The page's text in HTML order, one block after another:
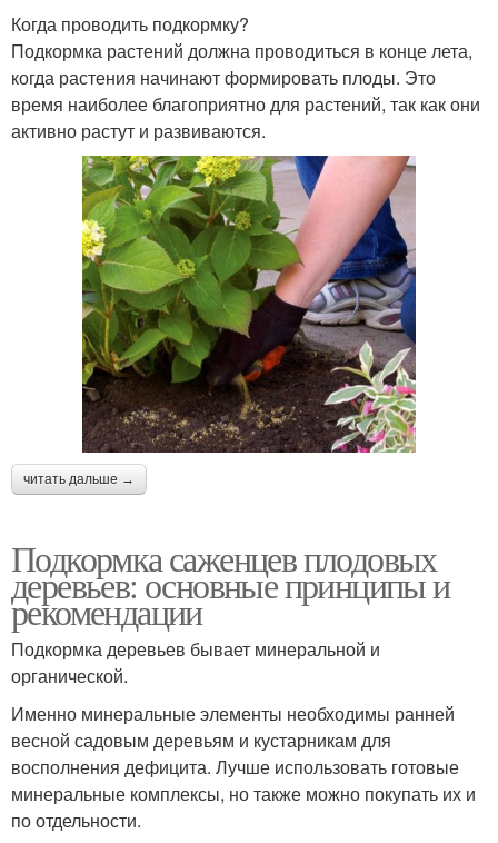
Когда проводить подкормку?
Подкормка растений должна проводиться в конце лета,
когда растения начинают формировать плоды. Это
время наиболее благоприятно для растений, так как они
активно растут и развиваются.
читать дальше →
Подкормка саженцев плодовых
деревьев: основные принципы и
рекомендации
Подкормка деревьев бывает минеральной и
органической.
Именно минеральные элементы необходимы ранней
весной садовым деревьям и кустарникам для
восполнения дефицита. Лучше использовать готовые
минеральные комплексы, но также можно покупать их и
по отдельности.